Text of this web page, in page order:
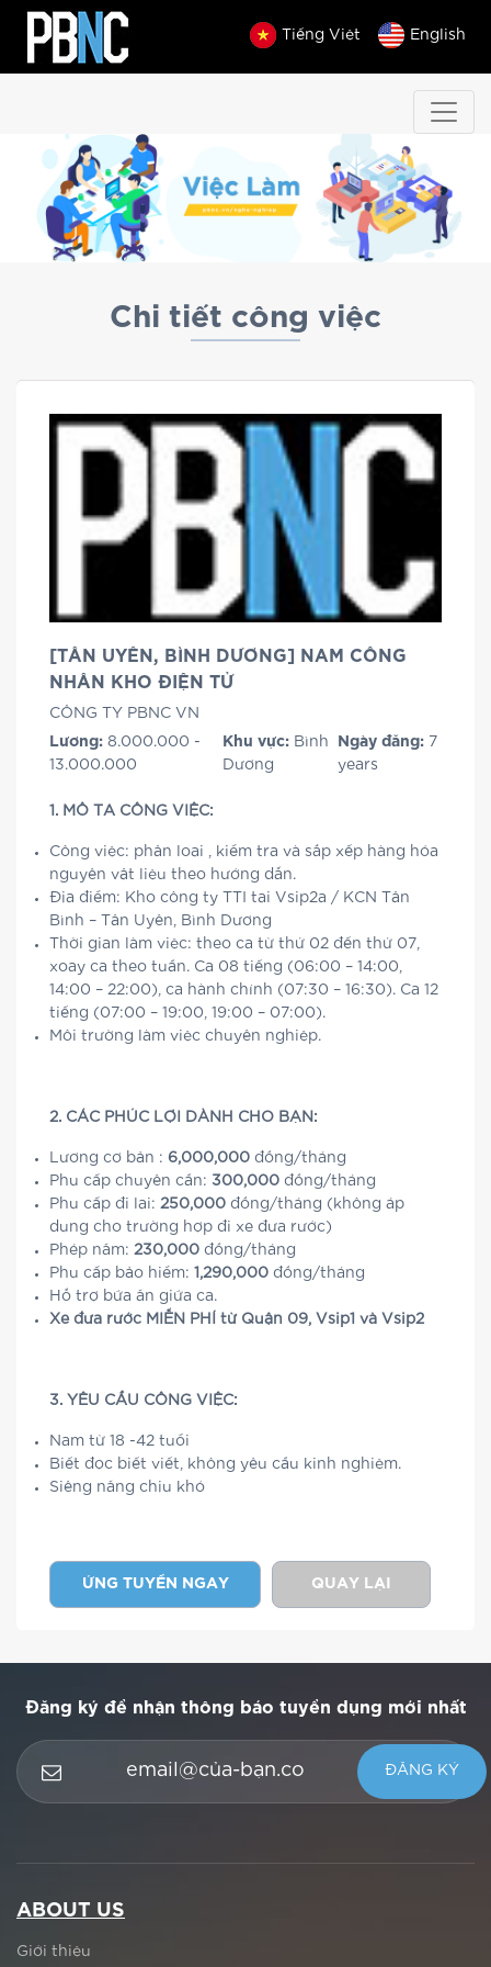
Tiếng Việt English
Chi tiết công việc
[TÂN UYÊN, BÌNH DƯƠNG] NAM CÔNG
NHÂN KHO ĐIỆN TỬ
CÔNG TY PBNC VN
Lương: 8.000.000 -
13.000.000
Khu vực: Bình
Dương
Ngày đăng: 7
years
1. MÔ TẢ CÔNG VIỆC:
Công việc: phân loại , kiểm tra và sắp xếp hàng hóa
nguyên vật liệu theo hướng dẫn.
Địa điểm: Kho công ty TTI tại Vsip2a / KCN Tân
Bình – Tân Uyên, Bình Dương
Thời gian làm việc: theo ca từ thứ 02 đến thứ 07,
xoay ca theo tuần. Ca 08 tiếng (06:00 – 14:00,
14:00 – 22:00), ca hành chính (07:30 – 16:30). Ca 12
tiếng (07:00 – 19:00, 19:00 – 07:00).
Môi trường làm việc chuyên nghiệp.
2. CÁC PHÚC LỢI DÀNH CHO BẠN:
Lương cơ bản : 6,000,000 đồng/tháng
Phụ cấp chuyên cần: 300,000 đồng/tháng
Phụ cấp đi lại: 250,000 đồng/tháng (không áp
dụng cho trường hợp đi xe đưa rước)
Phép năm: 230,000 đồng/tháng
Phụ cấp bảo hiểm: 1,290,000 đồng/tháng
Hỗ trợ bữa ăn giữa ca.
Xe đưa rước MIỄN PHÍ từ Quận 09, Vsip1 và Vsip2
3. YÊU CẦU CÔNG VIỆC:
Nam từ 18 -42 tuổi
Biết đọc biết viết, không yêu cầu kinh nghiệm.
Siêng năng chịu khó
ỨNG TUYỂN NGAY QUAY LẠI
Đăng ký để nhận thông báo tuyển dụng mới nhất
ABOUT US
Giới thiệu